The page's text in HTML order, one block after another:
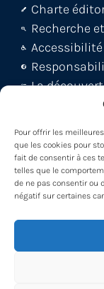
Pour offrir les
que les cookies pour
fait de consentir à ces
telles que le
de ne pas consentir ou
négatif sur certaines
Charte
Recherche
Accessibilité
La
Le blog
Découvrez
Découvrez
Découvrez
Participez à